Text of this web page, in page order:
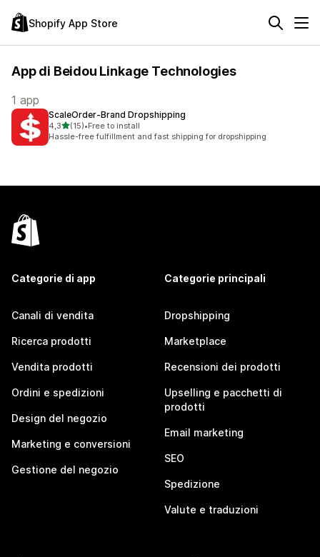
Shopify App Store
App di Beidou Linkage Technologies
1 app
ScaleOrder‑Brand Dropshipping
4,3stelle su 5
(15)
15 recensioni totali
•Free to install
Hassle-free fulfillment and fast shipping for dropshipping
Categorie di app
Canali di vendita
Ricerca prodotti
Vendita prodotti
Ordini e spedizioni
Design del negozio
Marketing e conversioni
Gestione del negozio
Categorie principali
Dropshipping
Marketplace
Recensioni dei prodotti
Upselling e pacchetti di
prodotti
Email marketing
SEO
Spedizione
Valute e traduzioni